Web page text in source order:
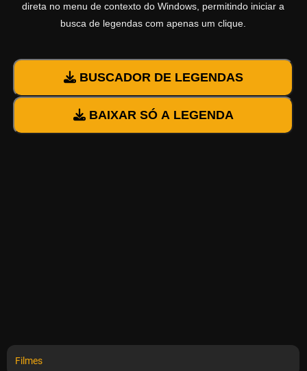
direta no menu de contexto do Windows, permitindo iniciar a
busca de legendas com apenas um clique.
BUSCADOR DE LEGENDAS
BAIXAR SÓ A LEGENDA
Filmes